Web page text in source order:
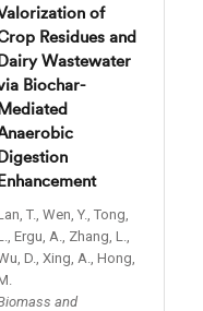
of
Residues and
Wastewater
Biochar-
T., Wen, Y., Tong,
Ergu, A., Zhang, L.,
D., Xing, A., Hong,
and